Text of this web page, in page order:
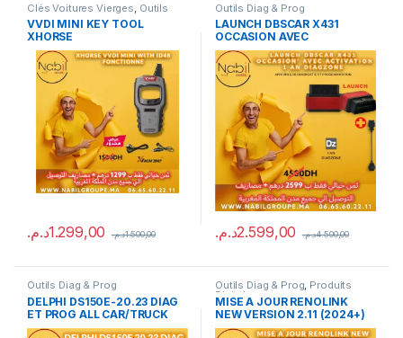
Clés Voitures Vierges Outils
Diag & Prog
VVDI MINI KEY TOOL
XHORSE
1.299,00د.م. 1.500,00د.م.
Outils Diag & Prog
LAUNCH DBSCAR X431
OCCASION AVEC
ACTIVATION 1 AN DIAGZONE
+ CABLE D’EXTENSION
2.599,00د.م. 4.500,00د.م.
Outils Diag & Prog
DELPHI DS150E-20.23 DIAG
ET PROG ALL CAR/TRUCK
Outils Diag & Prog, Produits
Digitals
MISE A JOUR RENOLINK
NEW VERSION 2.11 (2024+)